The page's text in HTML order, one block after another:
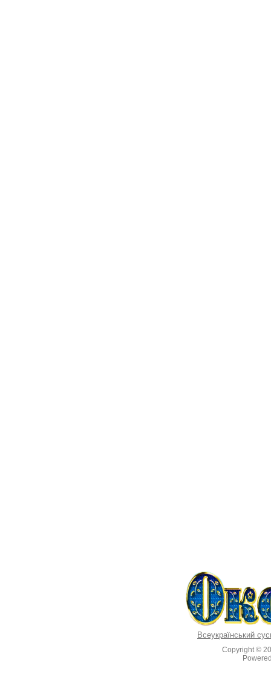
Всеукраїнський
Copyright ©